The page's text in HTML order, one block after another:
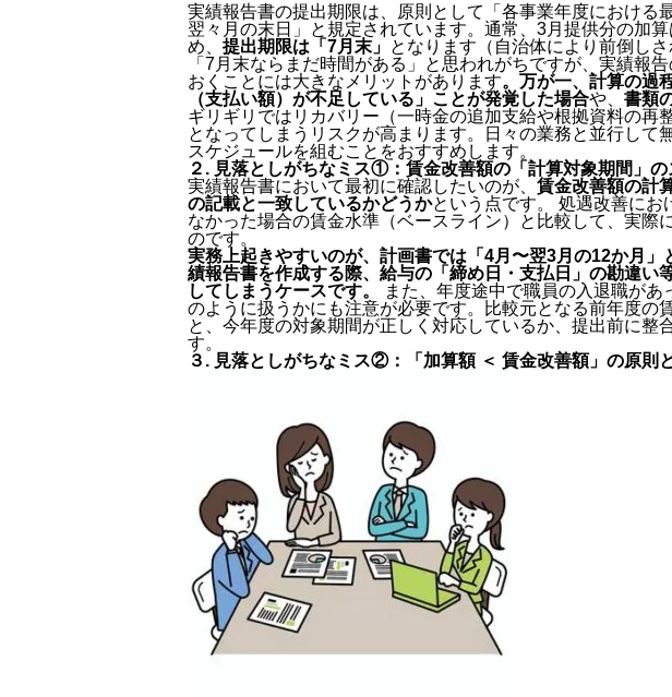
実績報告書の提出期限は、原則として「各事業年度における
翌々月の末日」と規定されています。通常、3月提供分の加
め、 提出期限は「7月末」 となります（自治体により前倒しさ
「7月末ならまだ時間がある」と思われがちですが、実績報
おくことには大きなメリットがあります。万が一、計算の過
（支払い額）が不足している」ことが発覚した場合や、 書類
ギリギリではリカバリー（一時金の追加支給や根拠資料の再
となってしまうリスクが高まります。日々の業務と並行して
スケジュールを組むことをおすすめします。
２. 見落としがちなミス①：賃金改善額の「計算対象期間」の
実績報告書において最初に確認したいのが、 賃金改善額の計
の記載と一致しているかどうかという点です。 処遇改善にお
なかった場合の賃金水準（ベースライン）と比較して、実際
のです。
実務上起きやすいのが、計画書では「4月〜翌3月の12か月
績報告書を作成する際、給与の「締め日・支払日」の勘違い
してしまうケースです。
また、年度途中で職員の入退職が
のように扱うかにも注意が必要です。比較元となる前年度の
と、今年度の対象期間が正しく対応しているか、提出前に整
す。
３. 見落としがちなミス②：「加算額 ＜ 賃金改善額」の原則